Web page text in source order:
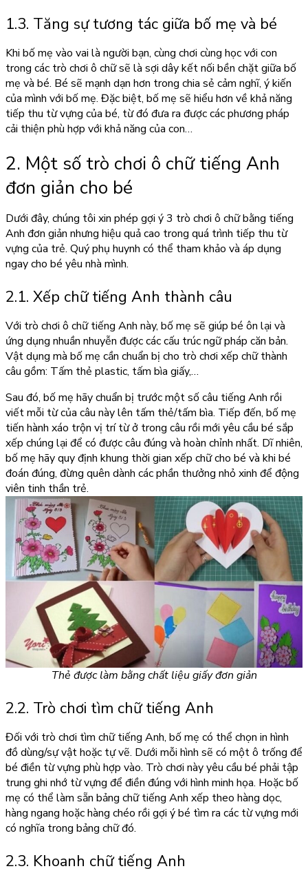
1.3. Tăng sự tương tác giữa bố mẹ và bé
Khi bố mẹ vào vai là người bạn, cùng chơi cùng học với con
trong các trò chơi ô chữ sẽ là sợi dây kết nối bền chặt giữa bố
mẹ và bé. Bé sẽ mạnh dạn hơn trong chia sẻ cảm nghĩ, ý kiến
của mình với bố mẹ. Đặc biệt, bố mẹ sẽ hiểu hơn về khả năng
tiếp thu từ vựng của bé, từ đó đưa ra được các phương pháp
cải thiện phù hợp với khả năng của con…
2. Một số trò chơi ô chữ tiếng Anh
đơn giản cho bé
Dưới đây, chúng tôi xin phép gợi ý 3 trò chơi ô chữ bằng tiếng
Anh đơn giản nhưng hiệu quả cao trong quá trình tiếp thu từ
vựng của trẻ. Quý phụ huynh có thể tham khảo và áp dụng
ngay cho bé yêu nhà mình.
2.1. Xếp chữ tiếng Anh thành câu
Với trò chơi ô chữ tiếng Anh này, bố mẹ sẽ giúp bé ôn lại và
ứng dụng nhuần nhuyễn được các cấu trúc ngữ pháp căn bản.
Vật dụng mà bố mẹ cần chuẩn bị cho trò chơi xếp chữ thành
câu gồm: Tấm thẻ plastic, tấm bìa giấy,…
Sau đó, bố mẹ hãy chuẩn bị trước một số câu tiếng Anh rồi
viết mỗi từ của câu này lên tấm thẻ/tấm bìa. Tiếp đến, bố mẹ
tiến hành xáo trộn vị trí từ ở trong câu rồi mới yêu cầu bé sắp
xếp chúng lại để có được câu đúng và hoàn chỉnh nhất. Dĩ nhiên,
bố mẹ hãy quy định khung thời gian xếp chữ cho bé và khi bé
đoán đúng, đừng quên dành các phần thưởng nhỏ xinh để động
viên tinh thần trẻ.
Thẻ được làm bằng chất liệu giấy đơn giản
2.2. Trò chơi tìm chữ tiếng Anh
Đối với trò chơi tìm chữ tiếng Anh, bố mẹ có thể chọn in hình
đồ dùng/sự vật hoặc tự vẽ. Dưới mỗi hình sẽ có một ô trống để
bé điền từ vựng phù hợp vào. Trò chơi này yêu cầu bé phải tập
trung ghi nhớ từ vựng để điền đúng với hình minh họa. Hoặc bố
mẹ có thể làm sẵn bảng chữ tiếng Anh xếp theo hàng dọc,
hàng ngang hoặc hàng chéo rồi gợi ý bé tìm ra các từ vựng mới
có nghĩa trong bảng chữ đó.
2.3. Khoanh chữ tiếng Anh